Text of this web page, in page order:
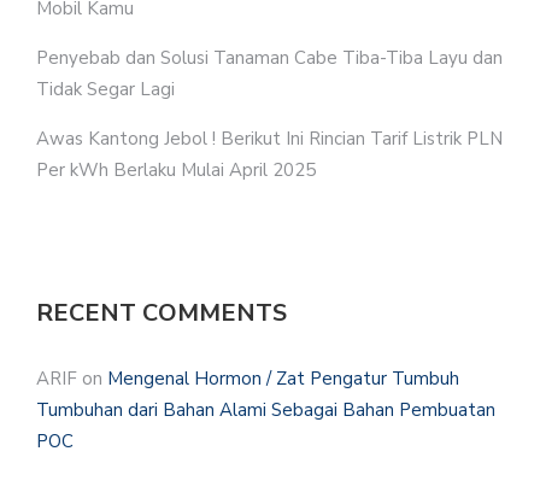
Mobil Kamu
Penyebab dan Solusi Tanaman Cabe Tiba-Tiba Layu dan
Tidak Segar Lagi
Awas Kantong Jebol ! Berikut Ini Rincian Tarif Listrik PLN
Per kWh Berlaku Mulai April 2025
RECENT COMMENTS
ARIF on Mengenal Hormon / Zat Pengatur Tumbuh
Tumbuhan dari Bahan Alami Sebagai Bahan Pembuatan
POC